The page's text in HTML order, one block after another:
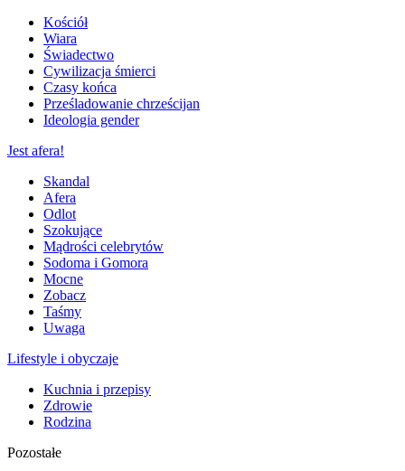
Kościół
Wiara
Świadectwo
Cywilizacja śmierci
Czasy końca
Prześladowanie chrześcijan
Ideologia gender
Jest afera!
Skandal
Afera
Odlot
Szokujące
Mądrości celebrytów
Sodoma i Gomora
Mocne
Zobacz
Taśmy
Uwaga
Lifestyle i obyczaje
Kuchnia i przepisy
Zdrowie
Rodzina
Pozostałe